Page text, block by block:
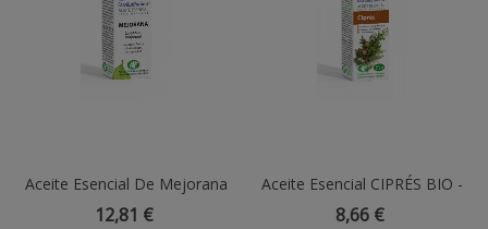
Aceite Esencial De Mejorana
- 5ml
12,81 €
Aceite Esencial CIPRÉS BIO -
10 Ml
8,66 €